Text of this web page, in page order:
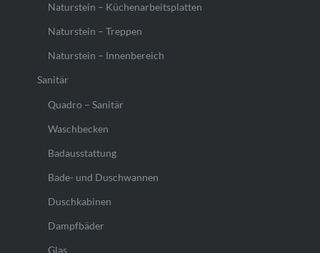
Naturstein – Küchenarbeitsplatten
Naturstein – Treppen
Naturstein – Innenbereich
Sanitär
Quadro – Sanitär
Waschbecken
Badausstattung
Bade- und Duschwannen
Duschkabinen
Dampfbäder
Glas